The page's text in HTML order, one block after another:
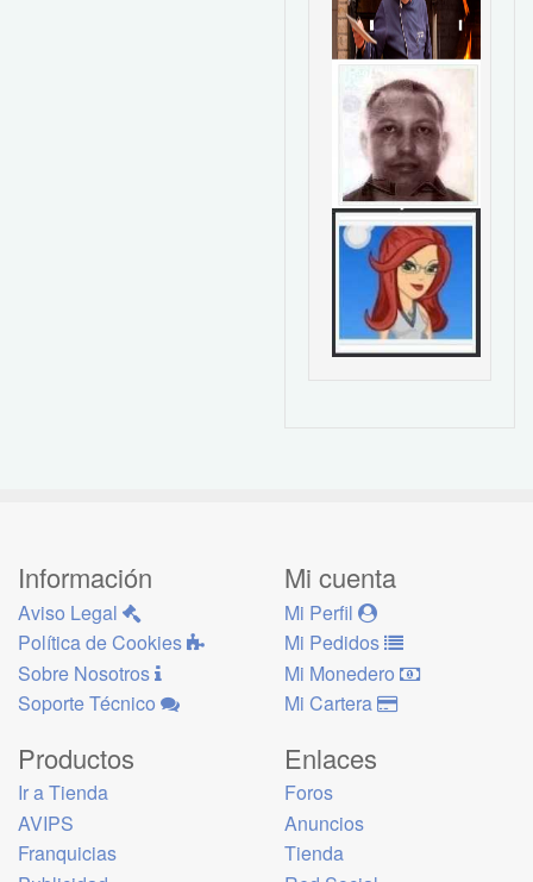
Información
Aviso Legal
Política de Cookies
Sobre Nosotros
Soporte Técnico
Mi cuenta
Mi Perfil
Mi Pedidos
Mi Monedero
Mi Cartera
Productos
Ir a Tienda
AVIPS
Franquicias
Enlaces
Foros
Anuncios
Tienda